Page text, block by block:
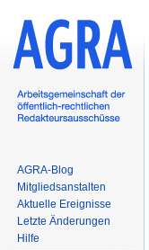
AGRA-Blog
Mitgliedsanstalten
Aktuelle Ereignisse
Letzte Änderungen
Hilfe